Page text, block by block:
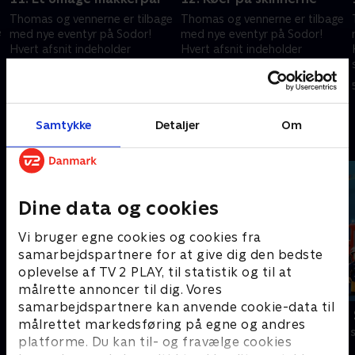
Samtykke Detaljer Om
Dine data og cookies
Vi bruger egne cookies og cookies fra
samarbejdspartnere for at give dig den bedste
oplevelse af TV 2 PLAY, til statistik og til at
målrette annoncer til dig. Vores
samarbejdspartnere kan anvende cookie-data til
målrettet markedsføring på egne og andres
platforme. Du kan til- og fravælge cookies
Thomas og vennerne er tilbage
med nye eventyr på Sodor!
Hvert afsnit indeholder
Thomas og vennerne er tilbage
med nye eventyr på Sodor!
Hvert afsnit indeholder
interaktivt format, der
5. februar 2025 • 10 min
Gurli Gris
Børneserier • 4 sæsoner
Brandmand
Børneserier • 1